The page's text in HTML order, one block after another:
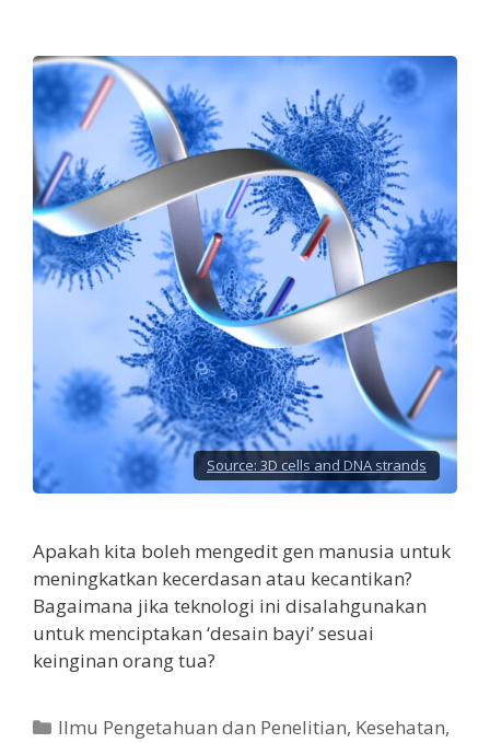
Source: 3D cells and DNA strands
Apakah kita boleh mengedit gen manusia untuk
meningkatkan kecerdasan atau kecantikan?
Bagaimana jika teknologi ini disalahgunakan
untuk menciptakan ‘desain bayi’ sesuai
keinginan orang tua?
Kategori
Ilmu Pengetahuan dan Penelitian, Kesehatan,